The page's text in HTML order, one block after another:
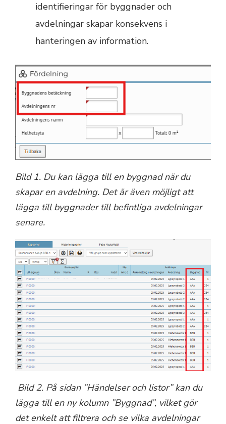
identifieringar för byggnader och
avdelningar skapar konsekvens i
hanteringen av information.
Bild 1. Du kan lägga till en byggnad när du
skapar en avdelning. Det är även möjligt att
lägga till byggnader till befintliga avdelningar
senare.
Bild 2. På sidan ”Händelser och listor” kan du
lägga till en ny kolumn ”Byggnad”, vilket gör
det enkelt att filtrera och se vilka avdelningar